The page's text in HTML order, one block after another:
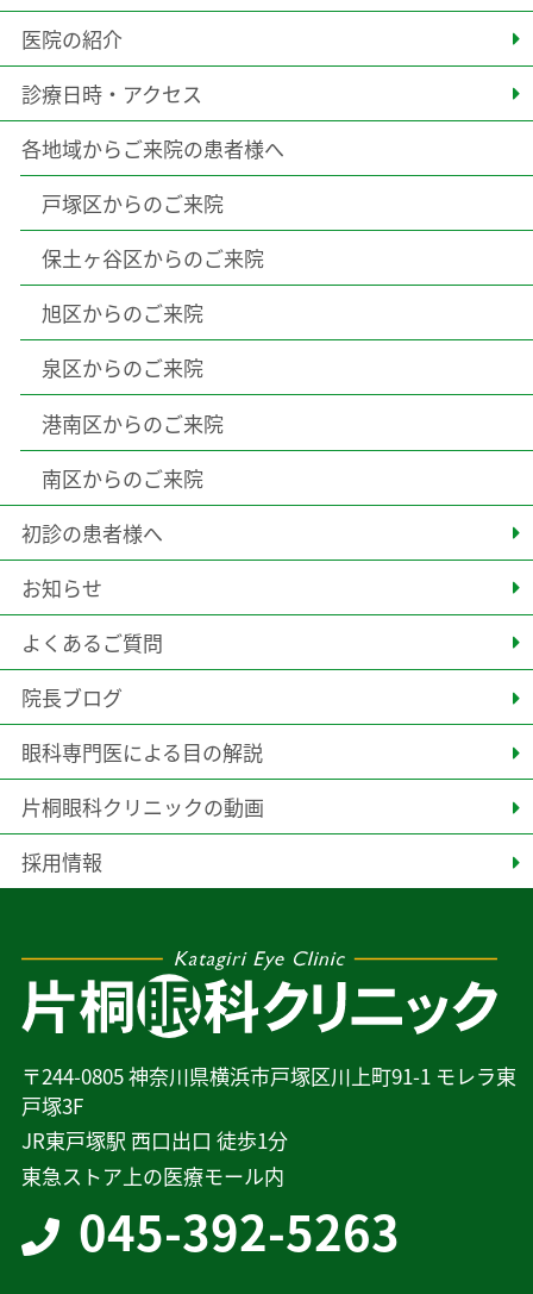
〒244-0805 神奈川県横浜市戸塚区川上町91-1 モレラ東
戸塚3F
JR東戸塚駅 西口出口 徒歩1分
東急ストア上の医療モール内
045-392-5263
医院の紹介
診療日時・アクセス
各地域からご来院の患者様へ
戸塚区からのご来院
保土ヶ谷区からのご来院
旭区からのご来院
泉区からのご来院
港南区からのご来院
南区からのご来院
初診の患者様へ
お知らせ
よくあるご質問
院長ブログ
眼科専門医による目の解説
片桐眼科クリニックの動画
採用情報